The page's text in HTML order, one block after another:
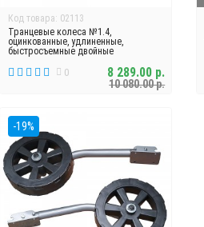
Код товара: 02113
Транцевые колеса №1.4,
оцинкованные, удлиненные,
быстросъемные двойные
0
10 080.00 р.
8 289.00 р.
-19%